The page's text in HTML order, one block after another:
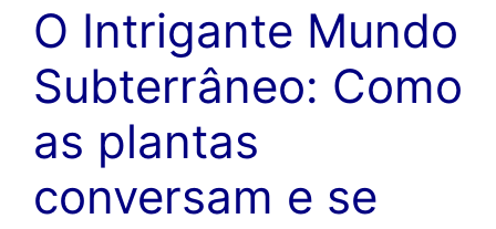
O Intrigante Mundo
Subterrâneo: Como
as plantas
conversam e se